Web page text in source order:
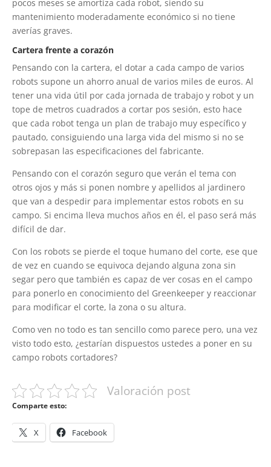
pocos meses se amortiza cada robot, siendo su
mantenimiento moderadamente económico si no tiene
averías graves.
Cartera frente a corazón
Pensando con la cartera, el dotar a cada campo de varios
robots supone un ahorro anual de varios miles de euros. Al
tener una vida útil por cada jornada de trabajo y robot y un
tope de metros cuadrados a cortar pos sesión, esto hace
que cada robot tenga un plan de trabajo muy específico y
pautado, consiguiendo una larga vida del mismo si no se
sobrepasan las especificaciones del fabricante.
Pensando con el corazón seguro que verán el tema con
otros ojos y más si ponen nombre y apellidos al jardinero
que van a despedir para implementar estos robots en su
campo. Si encima lleva muchos años en él, el paso será más
difícil de dar.
Con los robots se pierde el toque humano del corte, ese que
de vez en cuando se equivoca dejando alguna zona sin
segar pero que también es capaz de ver cosas en el campo
para ponerlo en conocimiento del Greenkeeper y reaccionar
para modificar el corte, la zona o su altura.
Como ven no todo es tan sencillo como parece pero, una vez
visto todo esto, ¿estarían dispuestos ustedes a poner en su
campo robots cortadores?
Valoración post
Comparte esto:
X Facebook